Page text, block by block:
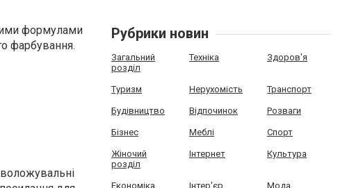
формулами
фарбування.
Рубрики новин
Загальний
розділ
Техніка Здоров'я
Туризм Нерухомість Транспорт
Будівництво Відпочинок Розваги
Бізнес Меблі Спорт
Жіночий
розділ
Інтернет Культура
Економіка Інтер'єр Мода